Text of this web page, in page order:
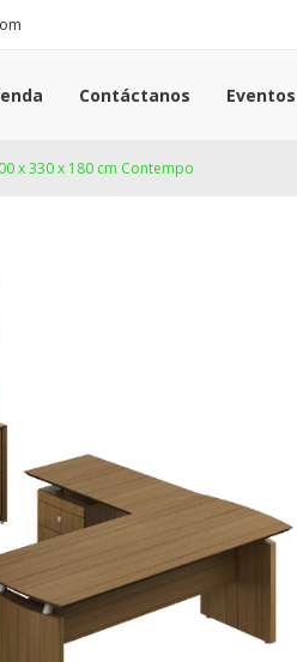
Contáctanos Eventos
x 330 x 180 cm Contempo